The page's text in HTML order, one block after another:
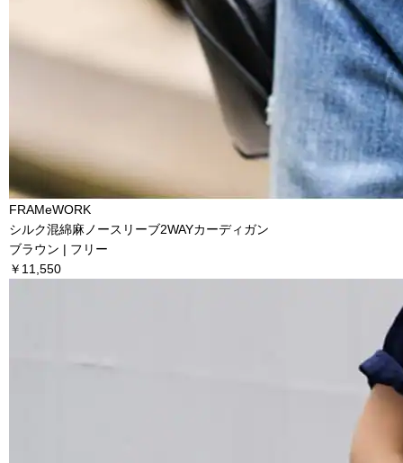
FRAMeWORK
シルク混綿麻ノースリーブ2WAYカーディガン
ブラウン | フリー
￥11,550